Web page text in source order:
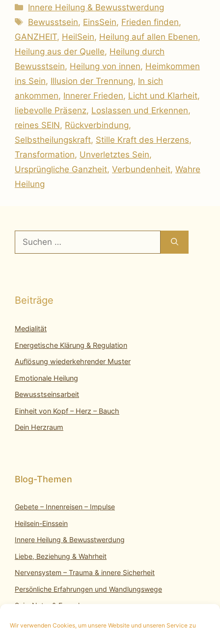
Wir verwenden Cookies, um unsere Website und unseren Service zu
Kategorien
Innere Heilung & Bewusstwerdung
Schlagwörter
Bewusstsein, EinsSein, Frieden finden,
GANZHEIT, HeilSein, Heilung auf allen Ebenen,
Heilung aus der Quelle, Heilung durch
Bewusstsein, Heilung von innen, Heimkommen
ins Sein, Illusion der Trennung, In sich
ankommen, Innerer Frieden, Licht und Klarheit,
liebevolle Präsenz, Loslassen und Erkennen,
reines SEIN, Rückverbindung,
Selbstheilungskraft, Stille Kraft des Herzens,
Transformation, Unverletztes Sein,
Ursprüngliche Ganzheit, Verbundenheit, Wahre
Heilung
Suchen
nach:
Beiträge
Medialität
Energetische Klärung & Regulation
Auflösung wiederkehrender Muster
Emotionale Heilung
Bewusstseinsarbeit
Einheit von Kopf – Herz – Bauch
Dein Herzraum
Gebete – Innenreisen – Impulse
Heilsein-Einssein
Innere Heilung & Bewusstwerdung
Liebe, Beziehung & Wahrheit
Nervensystem – Trauma & innere Sicherheit
Persönliche Erfahrungen und Wandlungswege
SeinsNatur & Erwachen